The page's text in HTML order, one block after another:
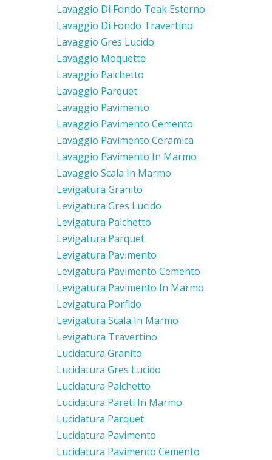
Lavaggio Di Fondo Teak Esterno
Lavaggio Di Fondo Travertino
Lavaggio Gres Lucido
Lavaggio Moquette
Lavaggio Palchetto
Lavaggio Parquet
Lavaggio Pavimento
Lavaggio Pavimento Cemento
Lavaggio Pavimento Ceramica
Lavaggio Pavimento In Marmo
Lavaggio Scala In Marmo
Levigatura Granito
Levigatura Gres Lucido
Levigatura Palchetto
Levigatura Parquet
Levigatura Pavimento
Levigatura Pavimento Cemento
Levigatura Pavimento In Marmo
Levigatura Porfido
Levigatura Scala In Marmo
Levigatura Travertino
Lucidatura Granito
Lucidatura Gres Lucido
Lucidatura Palchetto
Lucidatura Pareti In Marmo
Lucidatura Parquet
Lucidatura Pavimento
Lucidatura Pavimento Cemento